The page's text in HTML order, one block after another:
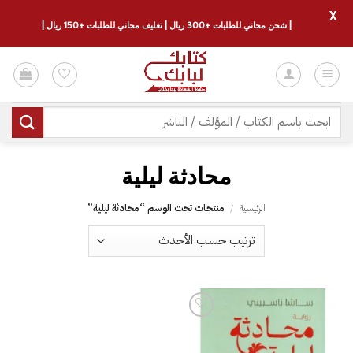
للمحتوى
البحث
عن:
محادثة ليلية
الرئيسية / منتجات تحت الوسم “محادثة ليلية”
| شحن مجاني للطلبات +300 ريال | تغليف مجاني للطلبات +150 ريال |
X